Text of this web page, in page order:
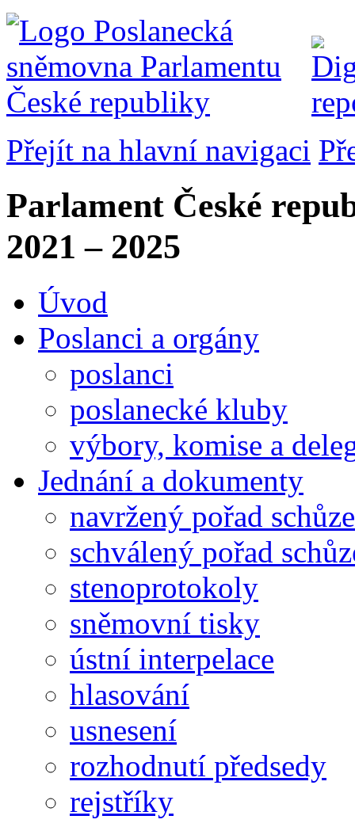
Přejít na hlavní navigaci
Parlament České
2021 – 2025
Úvod
Poslanci a orgány
poslanci
poslanecké kluby
výbory, komise a
Jednání a dokumenty
navržený pořad schůze
schválený pořad
stenoprotokoly
sněmovní tisky
ústní interpelace
hlasování
usnesení
rozhodnutí předsedy
rejstříky